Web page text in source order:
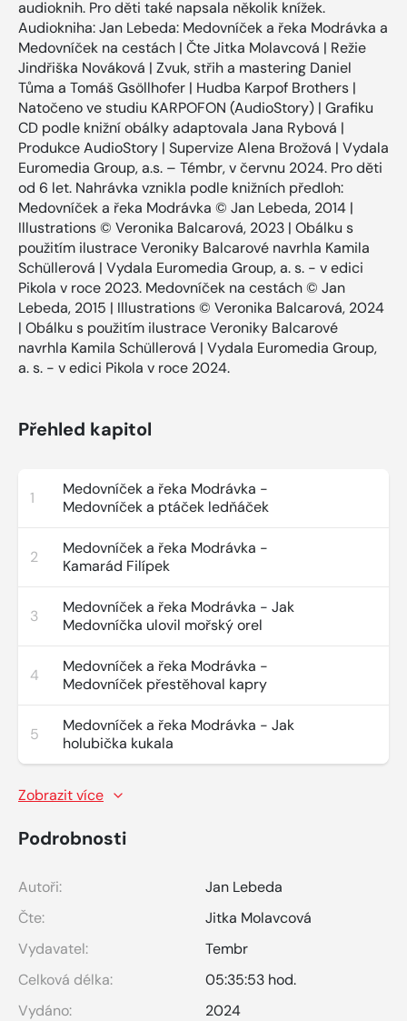
audioknih. Pro děti také napsala několik knížek.
Audiokniha: Jan Lebeda: Medovníček a řeka Modrávka a
Medovníček na cestách | Čte Jitka Molavcová | Režie
Jindřiška Nováková | Zvuk, střih a mastering Daniel
Tůma a Tomáš Gsöllhofer | Hudba Karpof Brothers |
Natočeno ve studiu KARPOFON (AudioStory) | Grafiku
CD podle knižní obálky adaptovala Jana Rybová |
Produkce AudioStory | Supervize Alena Brožová | Vydala
Euromedia Group, a.s. – Témbr, v červnu 2024. Pro děti
od 6 let. Nahrávka vznikla podle knižních předloh:
Medovníček a řeka Modrávka © Jan Lebeda, 2014 |
Illustrations © Veronika Balcarová, 2023 | Obálku s
použitím ilustrace Veroniky Balcarové navrhla Kamila
Schüllerová | Vydala Euromedia Group, a. s. - v edici
Pikola v roce 2023. Medovníček na cestách © Jan
Lebeda, 2015 | Illustrations © Veronika Balcarová, 2024
| Obálku s použitím ilustrace Veroniky Balcarové
navrhla Kamila Schüllerová | Vydala Euromedia Group,
a. s. - v edici Pikola v roce 2024.
Přehled kapitol
1
Medovníček a řeka Modrávka -
Medovníček a ptáček ledňáček
2
Medovníček a řeka Modrávka -
Kamarád Filípek
3
Medovníček a řeka Modrávka - Jak
Medovníčka ulovil mořský orel
4
Medovníček a řeka Modrávka -
Medovníček přestěhoval kapry
5
Medovníček a řeka Modrávka - Jak
holubička kukala
Zobrazit více
Podrobnosti
Autoři:
Jan Lebeda
Čte:
Jitka Molavcová
Vydavatel:
Tembr
Celková délka:
05:35:53 hod.
Vydáno:
2024